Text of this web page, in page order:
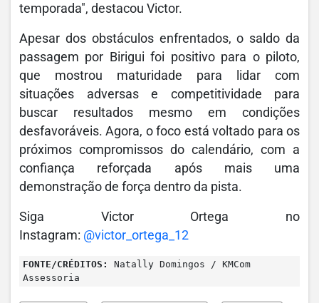
temporada", destacou Victor.
Apesar dos obstáculos enfrentados, o saldo da
passagem por Birigui foi positivo para o piloto,
que mostrou maturidade para lidar com
situações adversas e competitividade para
buscar resultados mesmo em condições
desfavoráveis. Agora, o foco está voltado para os
próximos compromissos do calendário, com a
confiança reforçada após mais uma
demonstração de força dentro da pista.
Siga Victor Ortega no
Instagram: @victor_ortega_12
FONTE/CRÉDITOS:
Natally Domingos / KMCom
Assessoria